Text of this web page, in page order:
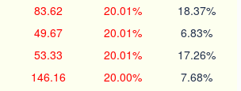
83.62 20.01% 18.37%
49.67 20.01% 6.83%
53.33 20.01% 17.26%
146.16 20.00% 7.68%